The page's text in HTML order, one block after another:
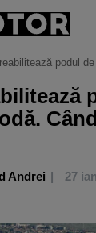
podul
Andrei 27